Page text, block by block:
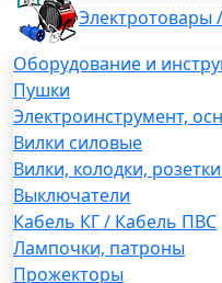
Электротовары
Оборудование и
Пушки
Электроинструмент,
Вилки силовые
Вилки, колодки,
Выключатели
Кабель КГ / Кабель ПВС
Лампочки, патроны
Прожекторы